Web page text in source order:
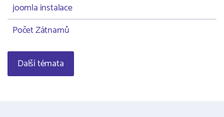
joomla instalace
Počet Zátnamů
Další témata